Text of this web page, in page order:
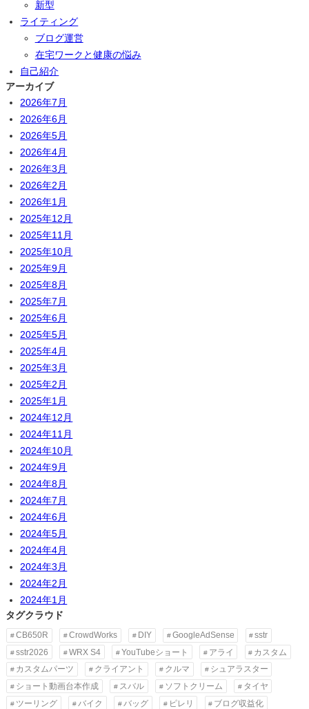
新型
ライティング
ブログ運営
在宅ワークと健康の悩み
自己紹介
アーカイブ
2026年7月
2026年6月
2026年5月
2026年4月
2026年3月
2026年2月
2026年1月
2025年12月
2025年11月
2025年10月
2025年9月
2025年8月
2025年7月
2025年6月
2025年5月
2025年4月
2025年3月
2025年2月
2025年1月
2024年12月
2024年11月
2024年10月
2024年9月
2024年8月
2024年7月
2024年6月
2024年5月
2024年4月
2024年3月
2024年2月
2024年1月
タグクラウド
CB650R CrowdWorks DIY GoogleAdSense
sstr
sstr2026
WRX S4 YouTubeショート アライ
カスタム
カスタムパーツ
クライアント クルマ
シュアラスター
ショート動画台本作成
スバル ソフトクリーム
タイヤ
ツーリング
バイク バッグ ピレリ
ブログ収益化